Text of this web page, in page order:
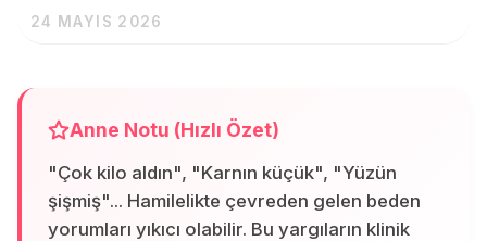
24 MAYIS 2026
Anne Notu (Hızlı Özet)
"Çok kilo aldın", "Karnın küçük", "Yüzün
şişmiş"... Hamilelikte çevreden gelen beden
yorumları yıkıcı olabilir. Bu yargıların klinik